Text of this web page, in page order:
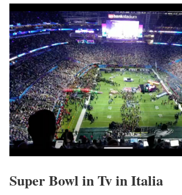
Super Bowl in Tv in Italia